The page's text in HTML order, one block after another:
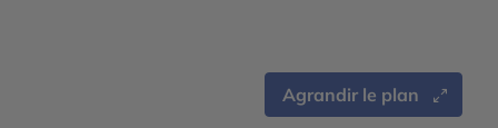
Agrandir le plan